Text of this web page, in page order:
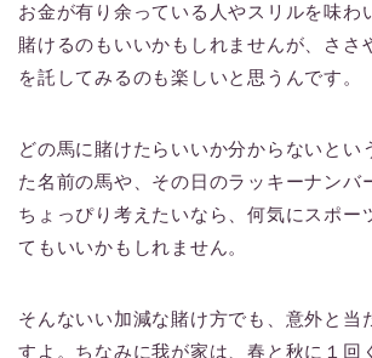
お金が有り余っている人やスリルを味わ
賭けるのもいいかもしれませんが、ささ
を託してみるのも楽しいと思うんです。
どの馬に賭けたらいいか分からないとい
た名前の馬や、その日のラッキーナンバ
ちょっぴり考えたいなら、何気にスポー
てもいいかもしれません。
そんないい加減な賭け方でも、意外と当
すよ。ちなみに我が家は、春と秋に１回